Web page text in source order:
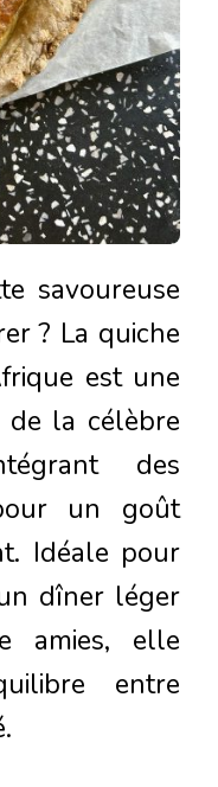
savoureuse
? La quiche
est une
de la célèbre
des
un goût
Idéale pour
dîner léger
amies, elle
entre